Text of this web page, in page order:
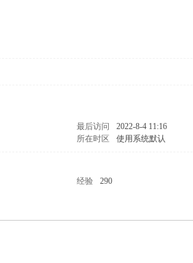
最后访问
2022-8-4 11:16
所在时区 使用系统默认
经验
290